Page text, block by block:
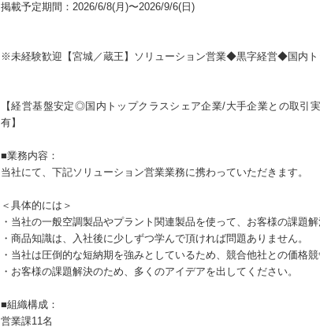
掲載予定期間：2026/6/8(月)〜2026/9/6(日)
※未経験歓迎【宮城／蔵王】ソリューション営業◆黒字経営◆国内
【経営基盤安定◎国内トップクラスシェア企業/大手企業との取引
有】
■業務内容：
当社にて、下記ソリューション営業業務に携わっていただきます。
＜具体的には＞
・当社の一般空調製品やプラント関連製品を使って、お客様の課題
・商品知識は、入社後に少しずつ学んで頂ければ問題ありません。
・当社は圧倒的な短納期を強みとしているため、競合他社との価格
・お客様の課題解決のため、多くのアイデアを出してください。
■組織構成：
営業課11名